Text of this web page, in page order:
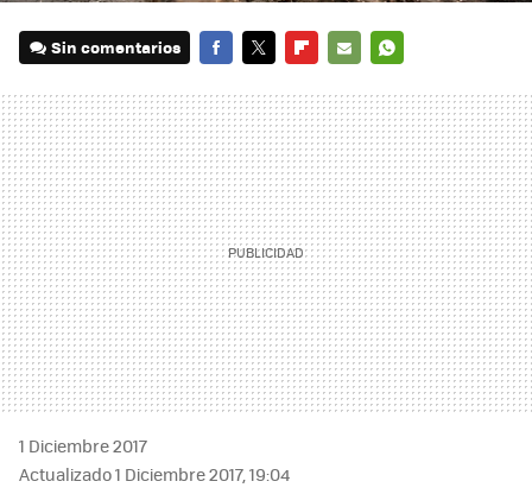
Sin comentarios
MAIL
1 Diciembre 2017
Actualizado 1 Diciembre 2017, 19:04